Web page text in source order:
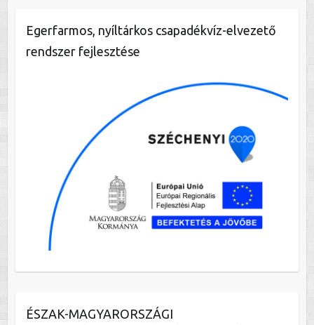
Egerfarmos, nyíltárkos csapadékvíz-elvezető
rendszer fejlesztése
ÉSZAK-MAGYARORSZÁGI